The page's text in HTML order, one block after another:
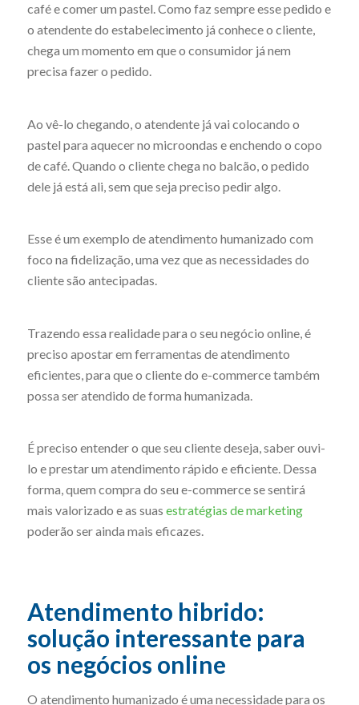
café e comer um pastel. Como faz sempre esse pedido e
o atendente do estabelecimento já conhece o cliente,
chega um momento em que o consumidor já nem
precisa fazer o pedido.
Ao vê-lo chegando, o atendente já vai colocando o
pastel para aquecer no microondas e enchendo o copo
de café. Quando o cliente chega no balcão, o pedido
dele já está ali, sem que seja preciso pedir algo.
Esse é um exemplo de atendimento humanizado com
foco na fidelização, uma vez que as necessidades do
cliente são antecipadas.
Trazendo essa realidade para o seu negócio online, é
preciso apostar em ferramentas de atendimento
eficientes, para que o cliente do e-commerce também
possa ser atendido de forma humanizada.
É preciso entender o que seu cliente deseja, saber ouvi-
lo e prestar um atendimento rápido e eficiente. Dessa
forma, quem compra do seu e-commerce se sentirá
mais valorizado e as suas estratégias de marketing
poderão ser ainda mais eficazes.
Atendimento hibrido:
solução interessante para
os negócios online
O atendimento humanizado é uma necessidade para os